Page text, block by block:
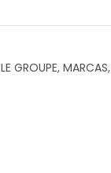
LE GROUPE, MARCAS,